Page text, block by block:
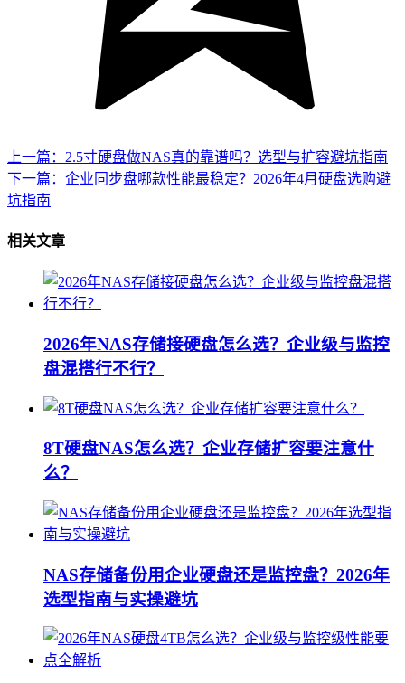
上一篇：2.5寸硬盘做NAS真的靠谱吗？选型与扩容避坑指南
下一篇：企业同步盘哪款性能最稳定？2026年4月硬盘选购避
坑指南
相关文章
2026年NAS存储接硬盘怎么选？企业级与监控
盘混搭行不行？
8T硬盘NAS怎么选？企业存储扩容要注意什
么？
NAS存储备份用企业硬盘还是监控盘？2026年
选型指南与实操避坑